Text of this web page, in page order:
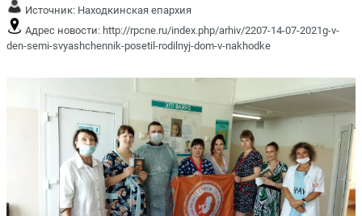
Источник: Находкинская епархия
Адрес новости: http://rpcne.ru/index.php/arhiv/2207-14-07-2021g-v-
den-semi-svyashchennik-posetil-rodilnyj-dom-v-nakhodke